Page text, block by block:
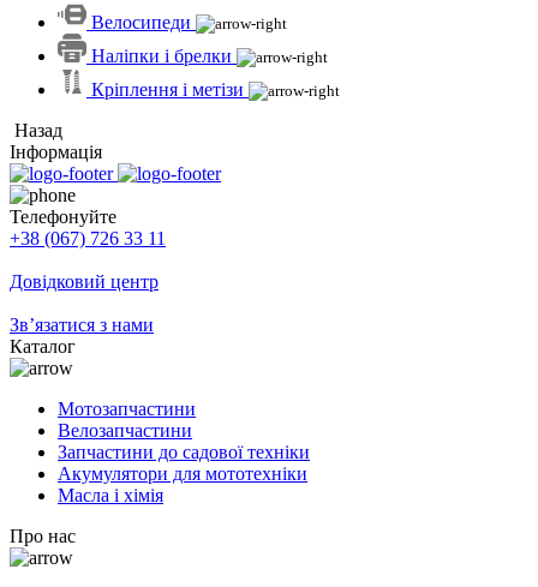
Велосипеди
Наліпки і брелки
Кріплення і метізи
Назад
Інформація
Телефонуйте
+38 (067) 726 33 11
Довідковий центр
Зв’язатися з нами
Каталог
Мотозапчастини
Велозапчастини
Запчастини до садової техніки
Акумулятори для мототехніки
Масла і хімія
Про нас